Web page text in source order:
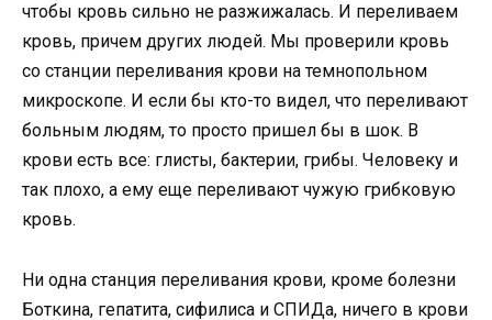
чтобы кровь сильно не разжижалась. И переливаем
кровь, причем других людей. Мы проверили кровь
со станции переливания крови на темнопольном
микроскопе. И если бы кто-то видел, что переливают
больным людям, то просто пришел бы в шок. В
крови есть все: глисты, бактерии, грибы. Человеку и
так плохо, а ему еще переливают чужую грибковую
кровь.
Ни одна станция переливания крови, кроме болезни
Боткина, гепатита, сифилиса и СПИДа, ничего в крови